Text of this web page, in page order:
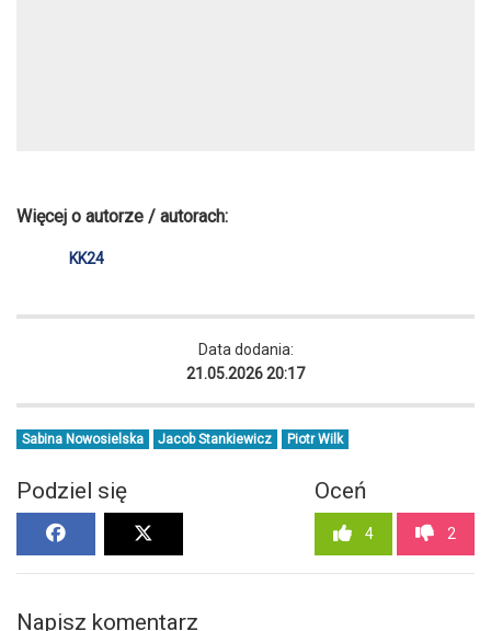
Więcej o autorze / autorach:
KK24
Data dodania:
21.05.2026 20:17
Sabina Nowosielska Jacob Stankiewicz Piotr Wilk
Podziel się Oceń
4 2
Napisz komentarz